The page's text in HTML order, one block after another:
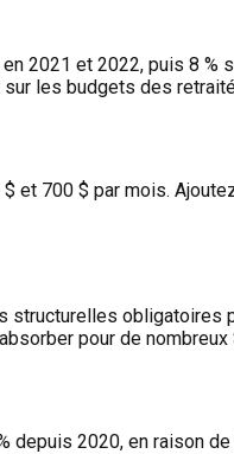
2021 et 2022, puis 8
les budgets des
et 700 $ par mois.
structurelles
pour de nombreux
depuis 2020, en raison